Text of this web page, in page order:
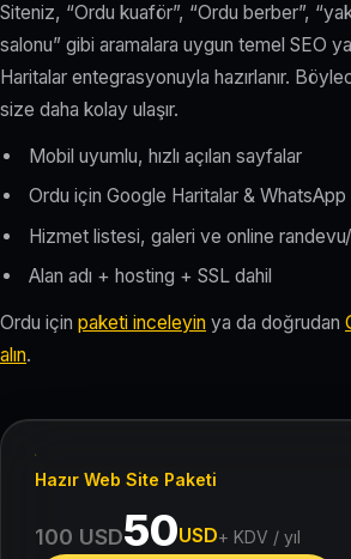
Siteniz, “Ordu kuaför”, “Ordu berber”,
salonu” gibi aramalara uygun temel SEO
Haritalar entegrasyonuyla hazırlanır.
size daha kolay ulaşır.
Mobil uyumlu, hızlı açılan sayfalar
Ordu için Google Haritalar &
Hizmet listesi, galeri ve online
Alan adı + hosting + SSL dahil
Ordu için paketi inceleyin ya da doğrudan
alın.
Hazır Web Site Paketi
100 USD50USD+ KDV / yıl